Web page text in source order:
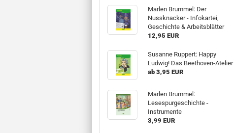
Marlen Brummel: Der
Nussknacker - Infokartei,
Geschichte & Arbeitsblätter
12,95 EUR
Susanne Ruppert: Happy
Ludwig! Das Beethoven-Atelier
ab 3,95 EUR
Marlen Brummel:
Lesespurgeschichte -
Instrumente
3,99 EUR